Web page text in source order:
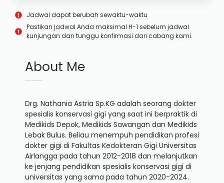
Jadwal dapat berubah sewaktu-waktu
Pastikan jadwal Anda maksimal H-1 sebelum jadwal
kunjungan dan tunggu konfirmasi dari cabang kami.
About Me
Drg. Nathania Astria Sp.KG adalah seorang dokter
spesialis konservasi gigi yang saat ini berpraktik di
Medikids Depok, Medikids Sawangan dan Medikids
Lebak Bulus. Beliau menempuh pendidikan profesi
dokter gigi di Fakultas Kedokteran Gigi Universitas
Airlangga pada tahun 2012-2018 dan melanjutkan
ke jenjang pendidikan spesialis konservasi gigi di
universitas yang sama pada tahun 2020-2024.